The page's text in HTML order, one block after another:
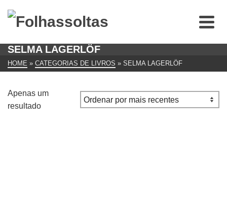
SELMA LAGERLÖF
HOME » CATEGORIAS DE LIVROS » SELMA LAGERLÖF
Apenas um
resultado